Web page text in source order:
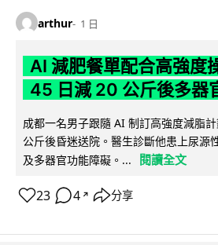
arthur 1 日
AI 減肥餐單配合高強
45 日減 20 公斤後多器
成都一名男子跟隨 AI 制訂高強度減脂
公斤後昏迷送院。醫生診斷他患上尿源
及多器官功能障礙。...
閱讀全文
23 4 ↗ 分享